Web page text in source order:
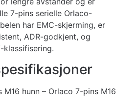
7-pins serielle Orlaco-
har EMC-skjerming, er
ADR-godkjent, og
klassifisering.
M16 hunn – Orlaco 7-pins M16